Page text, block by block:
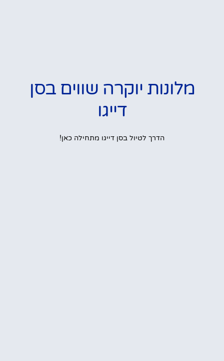
מלונות יוקרה שווים בסן
דייגו
הדרך לטיול בסן דייגו מתחילה כאן!